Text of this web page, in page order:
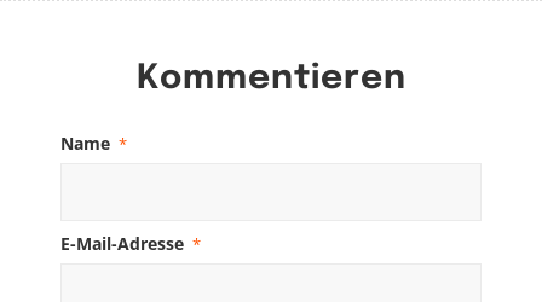
Kommentieren
Name *
E-Mail-Adresse *